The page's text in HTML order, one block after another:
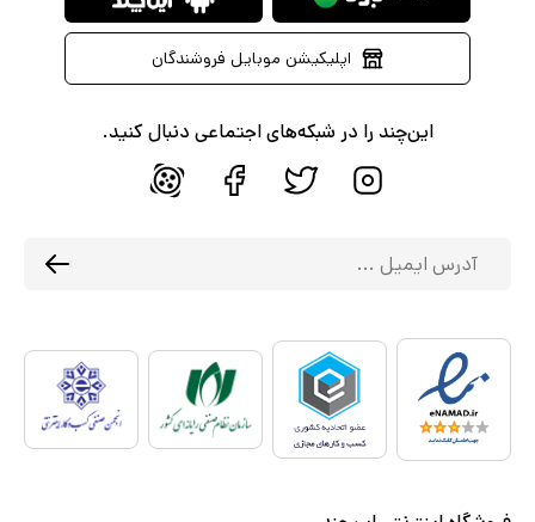
اپلیکیشن موبایل فروشندگان
این‌چند را در شبکه‌های اجتماعی دنبال کنید.